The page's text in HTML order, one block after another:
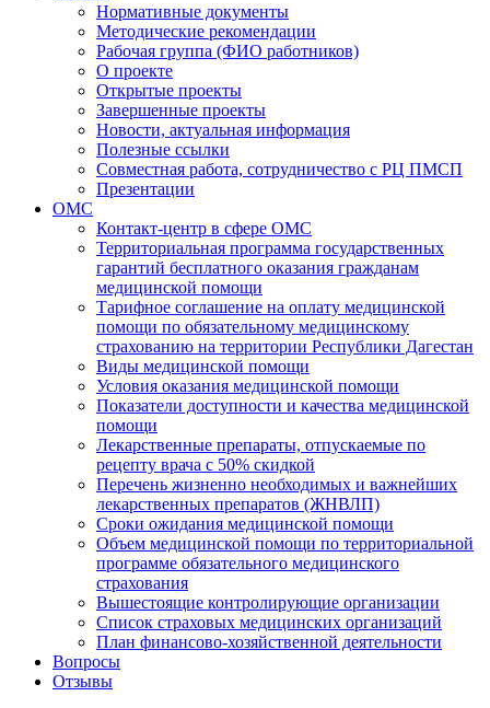
Нормативные документы
Методические рекомендации
Рабочая группа (ФИО работников)
О проекте
Открытые проекты
Завершенные проекты
Новости, актуальная информация
Полезные ссылки
Совместная работа, сотрудничество с РЦ ПМСП
Презентации
ОМС
Контакт-центр в сфере ОМС
Территориальная программа государственных
гарантий бесплатного оказания гражданам
медицинской помощи
Тарифное соглашение на оплату медицинской
помощи по обязательному медицинскому
страхованию на территории Республики Дагестан
Виды медицинской помощи
Условия оказания медицинской помощи
Показатели доступности и качества медицинской
помощи
Лекарственные препараты, отпускаемые по
рецепту врача с 50% скидкой
Перечень жизненно необходимых и важнейших
лекарственных препаратов (ЖНВЛП)
Сроки ожидания медицинской помощи
Объем медицинской помощи по территориальной
программе обязательного медицинского
страхования
Вышестоящие контролирующие организации
Список страховых медицинских организаций
План финансово-хозяйственной деятельности
Вопросы
Отзывы